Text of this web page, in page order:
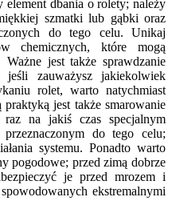
element dbania o rolety; należy
szmatki lub gąbki oraz
do tego celu. Unikaj
chemicznych, które mogą
Ważne jest także sprawdzanie
jeśli zauważysz jakiekolwiek
rolet, warto natychmiast
praktyką jest także smarowanie
raz na jakiś czas specjalnym
do tego celu;
systemu. Ponadto warto
pogodowe; przed zimą dobrze
je przed mrozem i
ekstremalnymi